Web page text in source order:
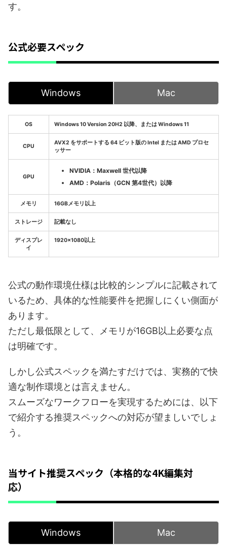
す。
公式必要スペック
Windows Mac
OS Windows 10 Version 20H2 以降、または Windows 11
CPU
AVX2 をサポートする 64 ビット版の Intel または AMD プロセ
ッサー
GPU
NVIDIA：Maxwell 世代以降
AMD：Polaris（GCN 第4世代）以降
メモリ 16GBメモリ以上
ストレージ 記載なし
ディスプレ
イ
1920×1080以上
公式の動作環境仕様は比較的シンプルに記載されて
いるため、具体的な性能要件を把握しにくい側面が
あります。
ただし最低限として、メモリが16GB以上必要な点
は明確です。
しかし公式スペックを満たすだけでは、実務的で快
適な制作環境とは言えません。
スムーズなワークフローを実現するためには、以下
で紹介する推奨スペックへの対応が望ましいでしょ
う。
当サイト推奨スペック（本格的な4K編集対
応）
Windows Mac